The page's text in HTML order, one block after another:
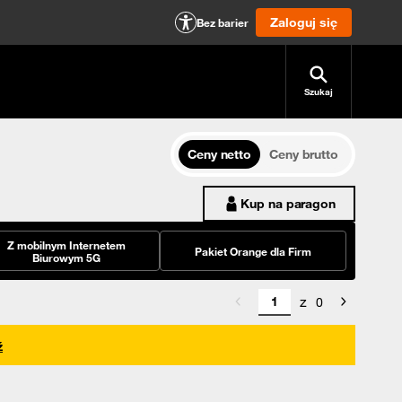
Bez barier Zaloguj się
Szukaj
Ceny netto
Ceny brutto
Kup na paragon
Z mobilnym Internetem
Biurowym 5G
Pakiet Orange dla Firm
z 0